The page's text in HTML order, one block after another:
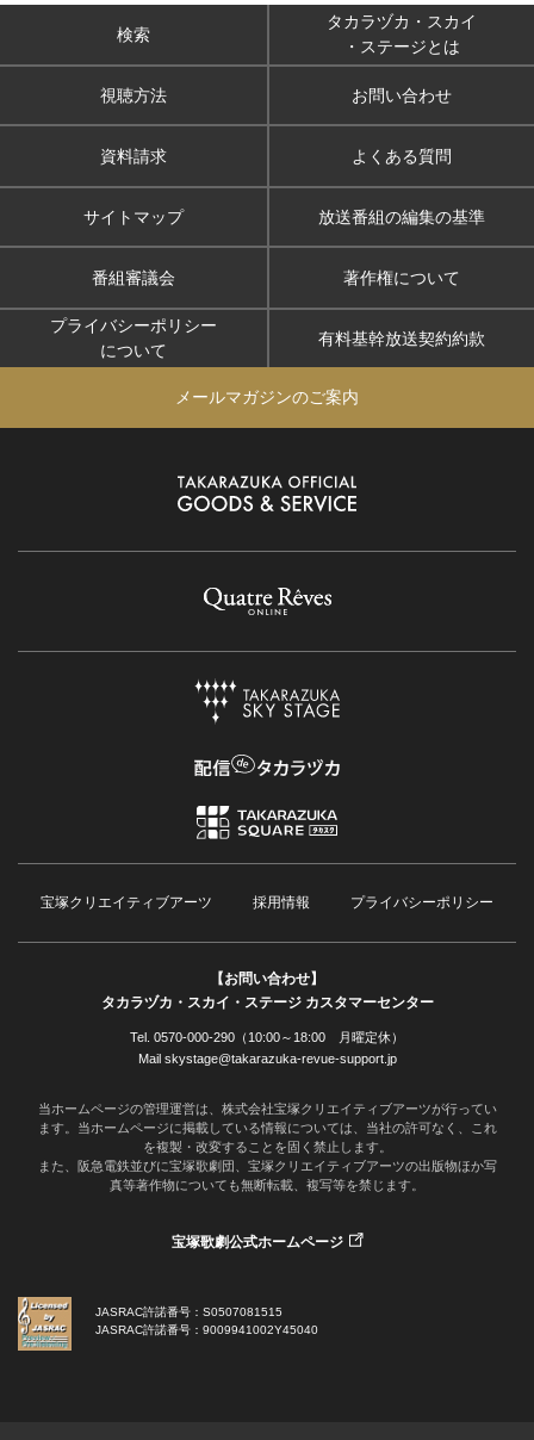
検索
タカラヅカ・スカイ
・ステージとは
視聴方法 お問い合わせ
資料請求 よくある質問
サイトマップ 放送番組の編集の基準
番組審議会 著作権について
プライバシーポリシー
について
有料基幹放送契約約款
メールマガジンのご案内
宝塚クリエイティブアーツ 採用情報 プライバシーポリシー
【お問い合わせ】
タカラヅカ・スカイ・ステージ カスタマーセンター
Tel. 0570-000-290（10:00～18:00 月曜定休）
Mail skystage@takarazuka-revue-support.jp
当ホームページの管理運営は、株式会社宝塚クリエイティブアーツが行ってい
ます。当ホームページに掲載している情報については、当社の許可なく、これ
を複製・改変することを固く禁止します。
また、阪急電鉄並びに宝塚歌劇団、宝塚クリエイティブアーツの出版物ほか写
真等著作物についても無断転載、複写等を禁じます。
宝塚歌劇公式ホームページ
JASRAC許諾番号：S0507081515
JASRAC許諾番号：9009941002Y45040